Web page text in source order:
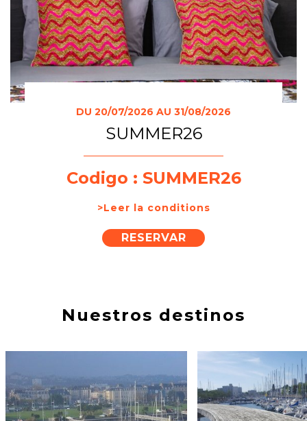
DU 20/07/2026 AU 31/08/2026
SUMMER26
Codigo : SUMMER26
>Leer la conditions
RESERVAR
Nuestros destinos